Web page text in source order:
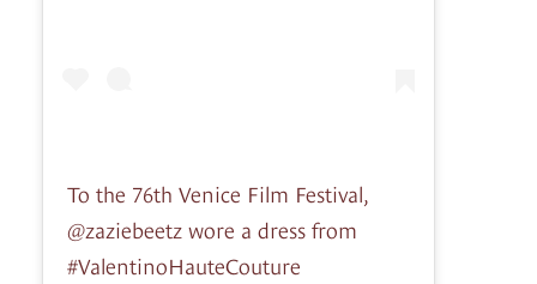
To the 76th Venice Film Festival,
@zaziebeetz wore a dress from
#ValentinoHauteCouture